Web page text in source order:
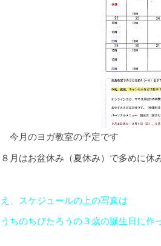
今月のヨガ教室の予定です
８月はお盆休み（夏休み）で多めに休
え、スケジュールの上の写真は
うちのちびたろうの３歳の誕生日に作